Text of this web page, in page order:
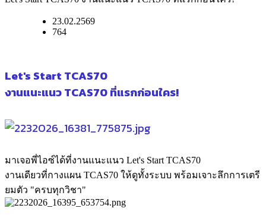
23.02.2569
764
Let's Start TCAS70
งานแนะแนว TCAS70 ที่แรกก่อนใคร!
​มาเจอพี่ไอซ์ได้ที่งานแนะแนว Let's Start TCAS70
งานเดียวที่กางแผน TCAS70 ให้ดูทั้งระบบ พร้อมเจาะลึกการเตรี
ยมตัว "ครบทุกวิชา"​​